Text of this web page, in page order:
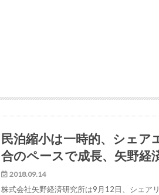
民泊縮小は一時的、シェア
合のペースで成長、矢野経
2018.09.14
株式会社矢野経済研究所は9月12日、シェア